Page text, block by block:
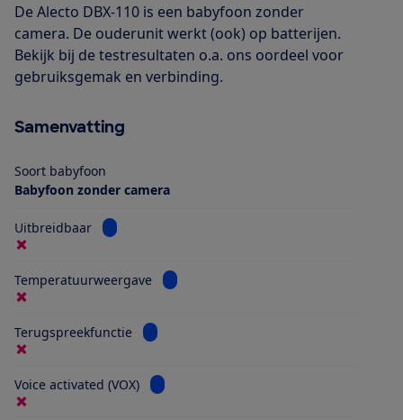
De Alecto DBX-110 is een babyfoon zonder
camera. De ouderunit werkt (ook) op batterijen.
Bekijk bij de testresultaten o.a. ons oordeel voor
gebruiksgemak en verbinding.
Samenvatting
Soort babyfoon
Babyfoon zonder camera
Uitbreidbaar Bekijk informatie voor Uitbreidbaar
Temperatuurweergave Bekijk informatie voor
Terugspreekfunctie Bekijk informatie voor Terugspreekfunctie
Voice activated (VOX) Bekijk informatie voor Voice activated